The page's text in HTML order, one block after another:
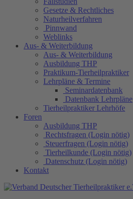
Gesetze & Rechtliches
Naturheilverfahren
Pinnwand
Weblinks
Aus- & Weiterbildung
Aus- & Weiterbildung
Ausbildung THP
Praktikum-Tierheilpraktiker
Lehrpläne & Termine
Seminardatenbank
Datenbank Lehrpläne
Tierheilpraktiker Lehrhöfe
Foren
Ausbildung THP
Rechtsfragen (Login nötig)
Steuerfragen (Login nötig)
Tierheilkunde (Login nötig)
Datenschutz (Login nötig)
Kontakt